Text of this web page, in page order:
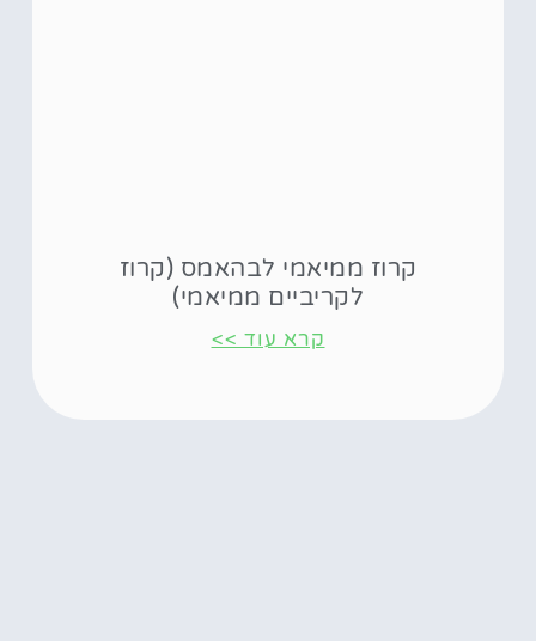
קרוז ממיאמי לבהאמס (קרוז
לקריביים ממיאמי)
קרא עוד >>